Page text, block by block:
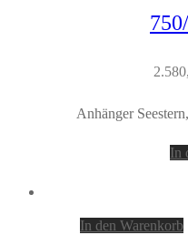
Anhänger
In
In den Warenkorb